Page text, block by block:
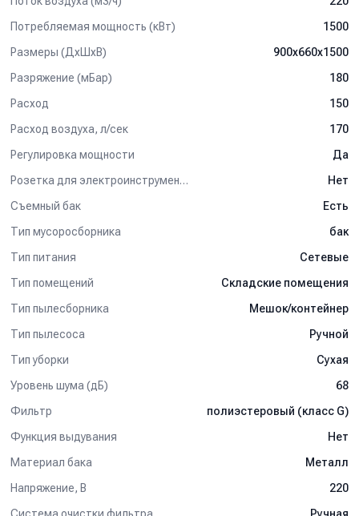
Потребляемая мощность (кВт)
1500
Размеры (ДхШхВ)
900x660x1500
Разряжение (мБар)
180
Расход
150
Расход воздуха, л/сек
170
Регулировка мощности
Да
Розетка для электроинструмента
Нет
Съемный бак
Есть
Тип мусоросборника
бак
Тип питания
Сетевые
Тип помещений
Складские помещения
Тип пылесборника
Мешок/контейнер
Тип пылесоса
Ручной
Тип уборки
Сухая
Уровень шума (дБ)
68
Фильтр
полиэстеровый (класс G)
Функция выдувания
Нет
Материал бака
Металл
Напряжение, В
220
Система очистки фильтра